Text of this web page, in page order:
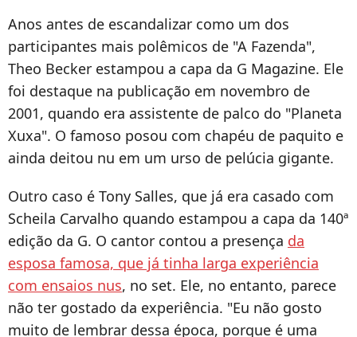
Anos antes de escandalizar como um dos
participantes mais polêmicos de "A Fazenda",
Theo Becker estampou a capa da G Magazine. Ele
foi destaque na publicação em novembro de
2001, quando era assistente de palco do "Planeta
Xuxa". O famoso posou com chapéu de paquito e
ainda deitou nu em um urso de pelúcia gigante.
Outro caso é Tony Salles, que já era casado com
Scheila Carvalho quando estampou a capa da 140ª
edição da G. O cantor contou a presença da
esposa famosa, que já tinha larga experiência
com ensaios nus, no set. Ele, no entanto, parece
não ter gostado da experiência. "Eu não gosto
muito de lembrar dessa época, porque é uma